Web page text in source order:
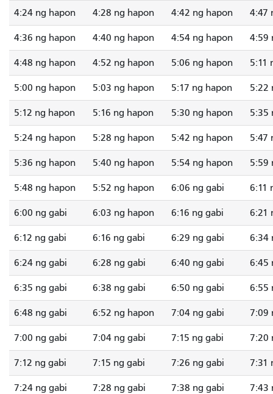
4:24 ng hapon 4:28 ng hapon 4:42 ng hapon 4:47
4:36 ng hapon 4:40 ng hapon 4:54 ng hapon 4:59
4:48 ng hapon 4:52 ng hapon 5:06 ng hapon 5:11
5:00 ng hapon 5:03 ng hapon 5:17 ng hapon 5:22
5:12 ng hapon 5:16 ng hapon 5:30 ng hapon 5:35
5:24 ng hapon 5:28 ng hapon 5:42 ng hapon 5:47
5:36 ng hapon 5:40 ng hapon 5:54 ng hapon 5:59
5:48 ng hapon 5:52 ng hapon 6:06 ng gabi 6:11
6:00 ng gabi 6:03 ng hapon 6:16 ng gabi 6:21
6:12 ng gabi 6:16 ng gabi 6:29 ng gabi 6:34
6:24 ng gabi 6:28 ng gabi 6:40 ng gabi 6:45
6:35 ng gabi 6:38 ng gabi 6:50 ng gabi 6:55
6:48 ng gabi 6:52 ng hapon 7:04 ng gabi 7:09
7:00 ng gabi 7:04 ng gabi 7:15 ng gabi 7:20
7:12 ng gabi 7:15 ng gabi 7:26 ng gabi 7:31
7:24 ng gabi 7:28 ng gabi 7:38 ng gabi 7:43